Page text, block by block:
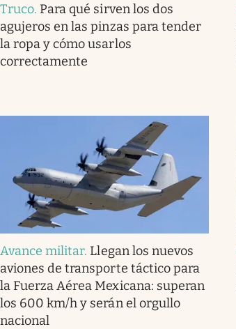
Truco. Para qué sirven los dos
agujeros en las pinzas para tender
la ropa y cómo usarlos
correctamente
Avance militar. Llegan los nuevos
aviones de transporte táctico para
la Fuerza Aérea Mexicana: superan
los 600 km/h y serán el orgullo
nacional